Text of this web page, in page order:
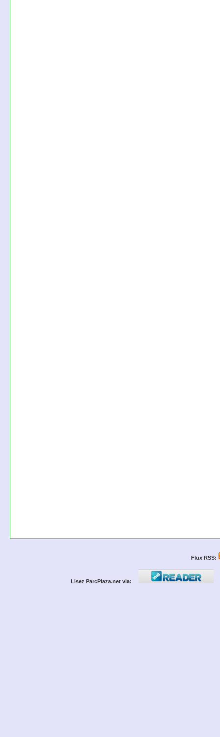
Flux RSS:
Lisez ParcPlaza.net via: